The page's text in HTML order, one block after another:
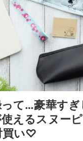
て…豪華すぎ
えるスヌー
買い♡